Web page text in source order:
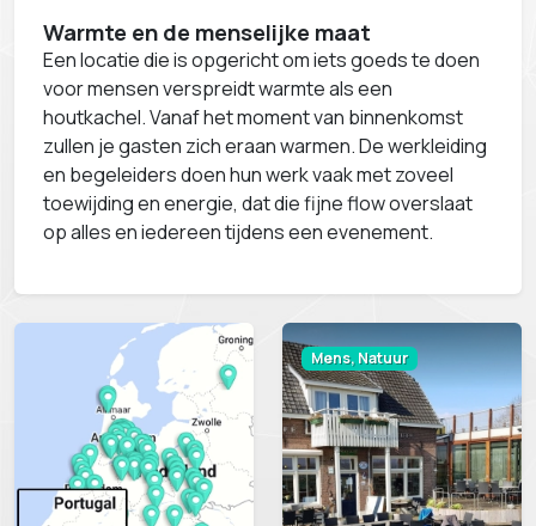
Warmte en de menselijke maat
Een locatie die is opgericht om iets goeds te doen
voor mensen verspreidt warmte als een
houtkachel. Vanaf het moment van binnenkomst
zullen je gasten zich eraan warmen. De werkleiding
en begeleiders doen hun werk vaak met zoveel
toewijding en energie, dat die fijne flow overslaat
op alles en iedereen tijdens een evenement.
Mens, Natuur